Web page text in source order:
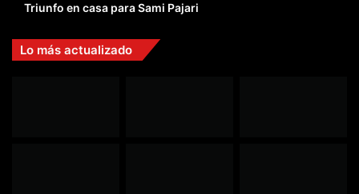
Triunfo en casa para Sami Pajari
Lo más actualizado